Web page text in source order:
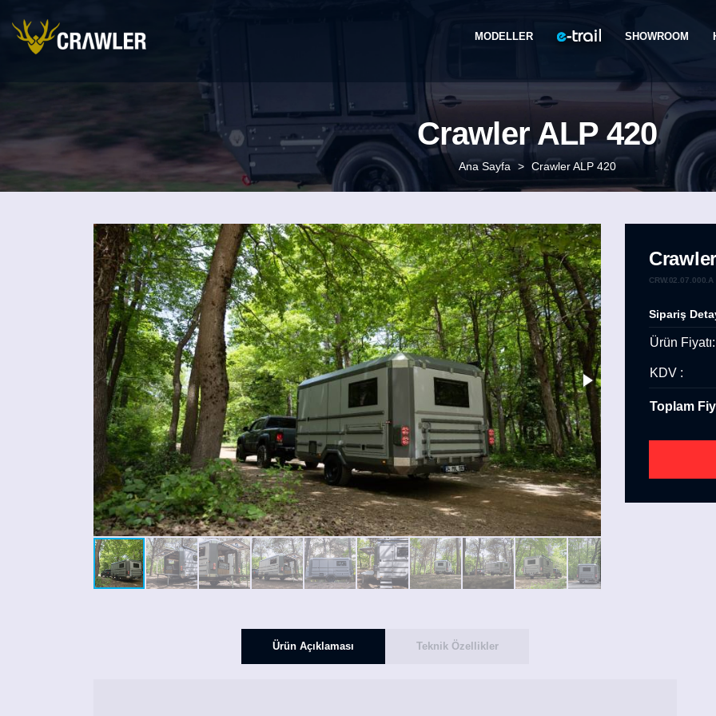
MODELLER SHOWROOM
Crawler ALP 420
Ana Sayfa > Crawler ALP 420
CRW.02.07.000.A
Sipariş
Ürün Fiyatı:
KDV :
Toplam
Ürün Açıklaması Teknik Özellikler